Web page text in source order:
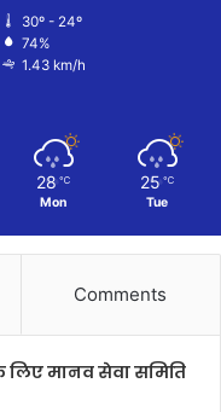
30º - 24º
74%
1.43 km/h
28 ℃
Mon
25 ℃
Tue
Comments
लिए मानव सेवा समिति